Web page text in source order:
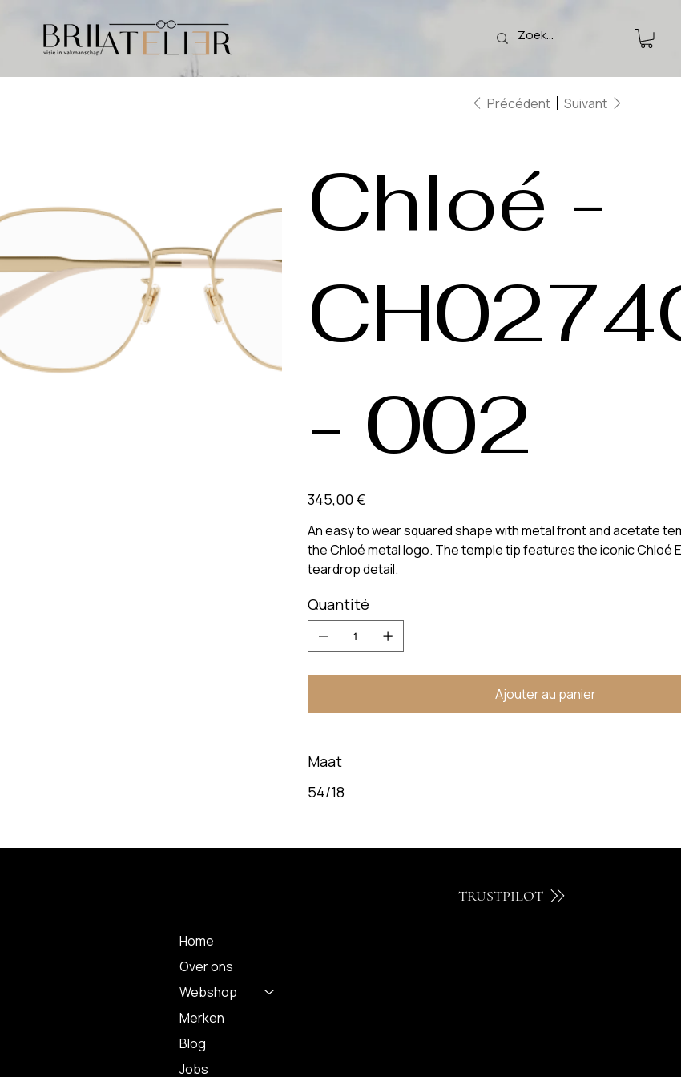
Précédent Suivant
Chloé -
- 002
Prix
345,00 €
An easy to wear squared shape with metal front and acetate
the Chloé metal logo. The temple tip features the iconic Chloé
teardrop detail.
Quantité
Ajouter au panier
Maat
54/18
Home
Over ons
Webshop
Merken
Blog
Jobs
TRUSTPILOT